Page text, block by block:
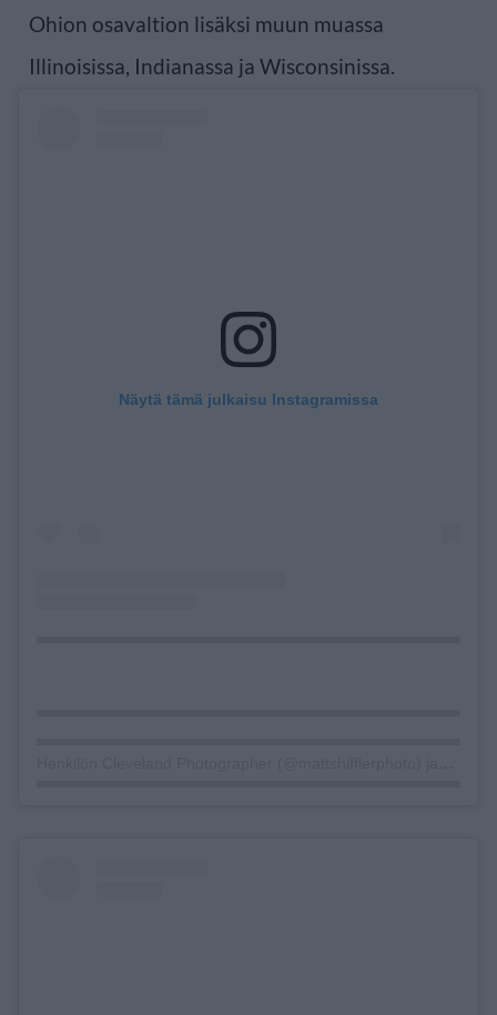
Ohion osavaltion lisäksi muun muassa
Illinoisissa, Indianassa ja Wisconsinissa.
Näytä tämä julkaisu Instagramissa